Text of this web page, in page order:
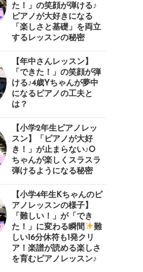
た！」の笑顔が弾ける♪
ピアノが大好きになる
「楽しさと基礎」を両立
するレッスンの秘密
【年中さんレッスン】
「できた！」の笑顔が弾
ける♪4歳Yちゃんが夢中
になるピアノの工夫と
は？
【小学2年生ピアノレッ
スン】「ピアノが大好
き！」が止まらない♪O
ちゃんが楽しくスラスラ
弾けるようになる秘密
【小学4年生Kちゃんのピ
アノレッスンの様子】
「難しい！」が「でき
た！」に変わる瞬間
⁠難
しい16分休符も1発クリ
ア！楽譜が読める楽しさ
を育むピアノレッスン♪⁠